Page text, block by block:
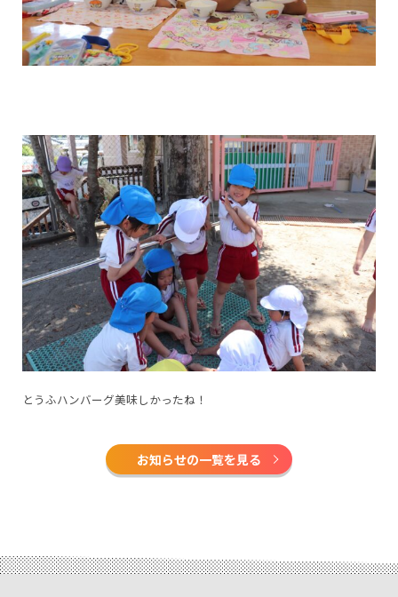
とうふハンバーグ美味しかったね！
お知らせの一覧を見る